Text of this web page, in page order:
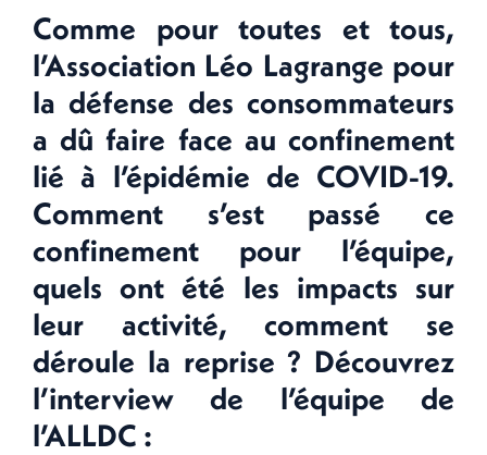
Comme pour toutes et tous,
l’Association Léo Lagrange pour
la défense des consommateurs
a dû faire face au confinement
lié à l’épidémie de COVID-19.
Comment s’est passé ce
confinement pour l’équipe,
quels ont été les impacts sur
leur activité, comment se
déroule la reprise ? Découvrez
l’interview de l’équipe de
l’ALLDC :